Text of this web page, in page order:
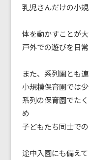
乳児さんだけの小
体を動かすことが
戸外での遊びを日
また、系列園とも
小規模保育園では
系列の保育園でた
め
子どもたち同士で
途中入園にも備えて